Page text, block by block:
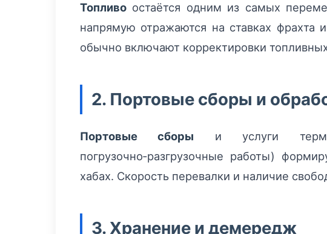
Топливо остаётся одним из самых
напрямую отражаются на ставках фрахта
обычно включают корректировки
2. Портовые сборы и
Портовые сборы и услуги
погрузочно‑разгрузочные работы)
хабах. Скорость перевалки и наличие
3. Хранение и демередж